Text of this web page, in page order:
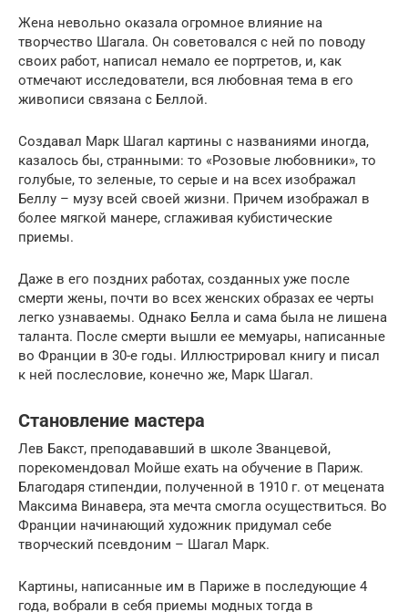
Жена невольно оказала огромное влияние на
творчество Шагала. Он советовался с ней по поводу
своих работ, написал немало ее портретов, и, как
отмечают исследователи, вся любовная тема в его
живописи связана с Беллой.
Создавал Марк Шагал картины с названиями иногда,
казалось бы, странными: то «Розовые любовники», то
голубые, то зеленые, то серые и на всех изображал
Беллу – музу всей своей жизни. Причем изображал в
более мягкой манере, сглаживая кубистические
приемы.
Даже в его поздних работах, созданных уже после
смерти жены, почти во всех женских образах ее черты
легко узнаваемы. Однако Белла и сама была не лишена
таланта. После смерти вышли ее мемуары, написанные
во Франции в 30-е годы. Иллюстрировал книгу и писал
к ней послесловие, конечно же, Марк Шагал.
Становление мастера
Лев Бакст, преподававший в школе Званцевой,
порекомендовал Мойше ехать на обучение в Париж.
Благодаря стипендии, полученной в 1910 г. от мецената
Максима Винавера, эта мечта смогла осуществиться. Во
Франции начинающий художник придумал себе
творческий псевдоним – Шагал Марк.
Картины, написанные им в Париже в последующие 4
года, вобрали в себя приемы модных тогда в